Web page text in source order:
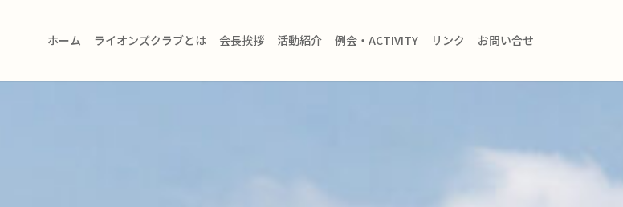
ホーム ライオンズクラブとは 会長挨拶 活動紹介 例会・ACTIVITY リンク お問い合せ